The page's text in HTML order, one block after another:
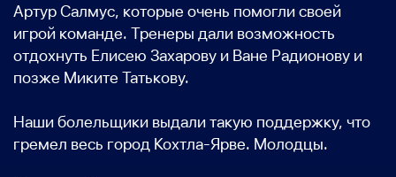
Артур Салмус, которые очень помогли своей
игрой команде. Тренеры дали возможность
отдохнуть Елисею Захарову и Ване Радионову и
позже Миките Татькову.
Наши болельщики выдали такую поддержку, что
гремел весь город Кохтла-Ярве. Молодцы.